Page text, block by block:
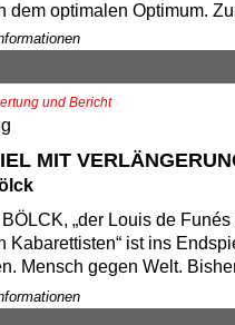
dem optimalen Optimum.
bei uns noch
(für die U-50 Kunden)
ZIEGER (für die Ü-50
Tricks verraten,
Umstände unserer Zeit
viel Musik und
kleiner Tipp vorweg: Rühre
Müsli mit Eierlikör an und
freundlicher aus! Und
gibt es auch kein
und Bericht
MIT
„der Louis de Funés
Kabarettisten“ ist ins
Mensch gegen Welt.
Ja aber für wen? Am
Spielzeit fragt sich Bölck: